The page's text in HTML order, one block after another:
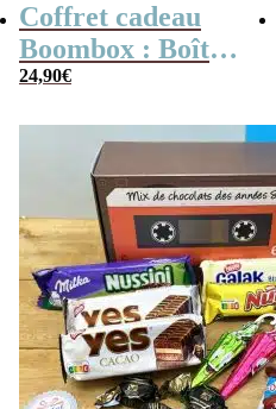
Coffret cadeau
Boombox : Boîte
bonbons des
Coffret bonbon
24,90€